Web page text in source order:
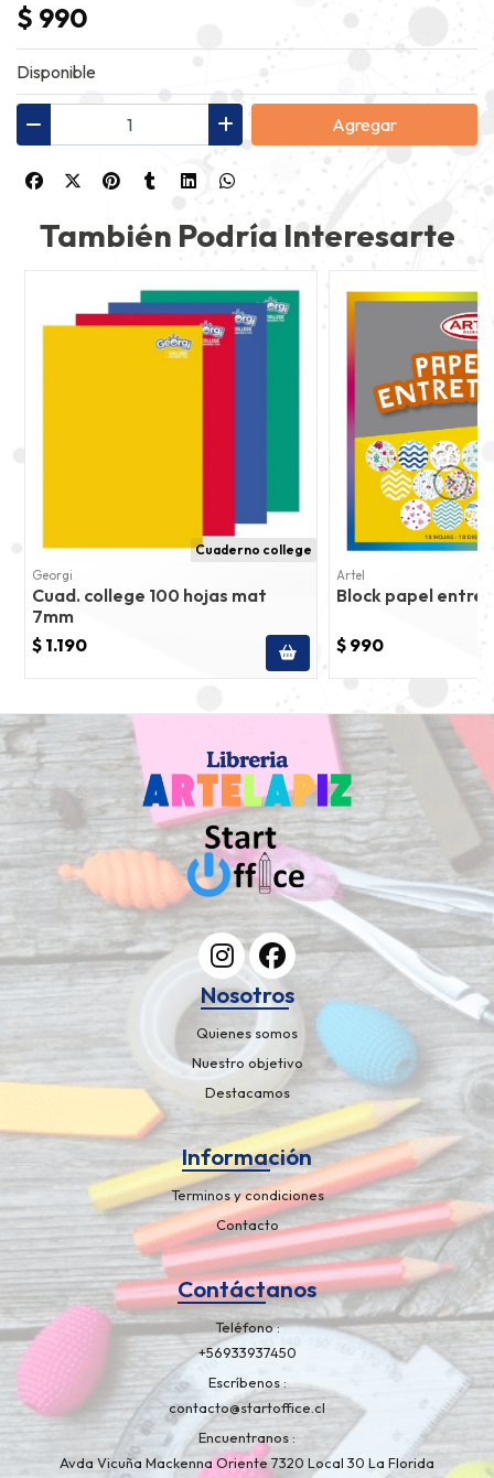
$ 990
Disponible
Agregar
También Podría Interesarte
Cuaderno college
Georgi
Cuad. college 100 hojas mat
7mm
$ 1.190
Artel
Block papel
$ 990
Nosotros
Quienes somos
Nuestro objetivo
Destacamos
Información
Terminos y condiciones
Contacto
Contáctanos
Teléfono
+56933937450
Escríbenos
contacto@startoffice.cl
Encuentranos
Avda Vicuña Mackenna Oriente 7320 Local 30 La Florida